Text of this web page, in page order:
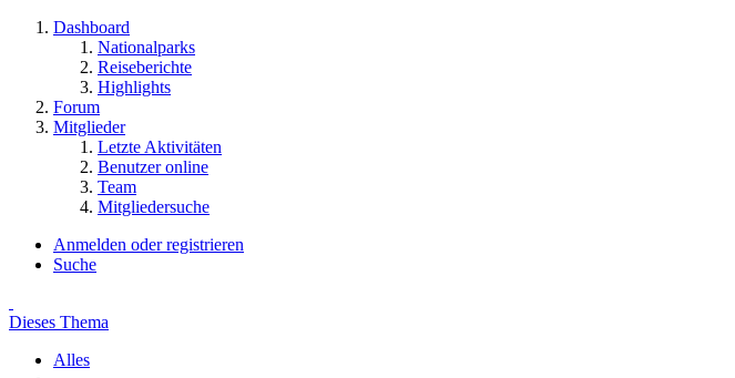
Dashboard
Nationalparks
Reiseberichte
Highlights
Forum
Mitglieder
Letzte Aktivitäten
Benutzer online
Team
Mitgliedersuche
Anmelden oder registrieren
Suche
Dieses Thema
Alles